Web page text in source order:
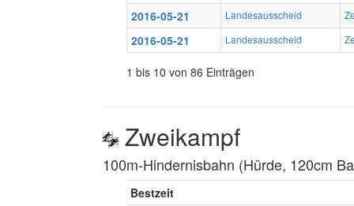
2016-05-21 Landesausscheid
2016-05-21 Landesausscheid
1 bis 10 von 86 Einträgen
Zweikampf
100m-Hindernisbahn (Hürde, 120cm
Bestzeit